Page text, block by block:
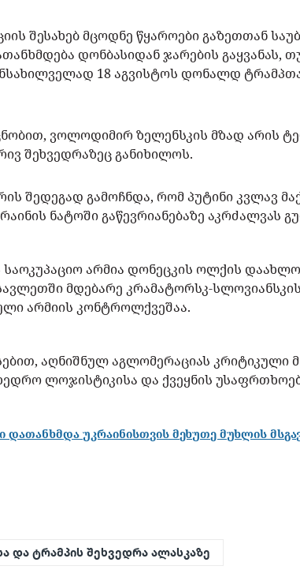
შესახებ მცოდნე წყაროები გაზეთთან
დონბასიდან ჯარების გაყვანას,
18 აგვისტოს დონალდ
ვოლოდიმირ ზელენსკის მზად არის
შეხვედრაზეც განიხილოს.
შედეგად გამოჩნდა, რომ პუტინი კვლავ
ნატოში გაწევრიანებაზე აკრძალვას
არმია დონეცკის ოლქის
მდებარე კრამატორსკ-
არმიის კონტროლქვეშაა.
აღნიშნულ აგლომერაციას კრიტიკული
ლოჯისტიკისა და ქვეყნის
უკრაინისთვის მეხუთე მუხლის
და ტრამპის შეხვედრა ალასკაზე